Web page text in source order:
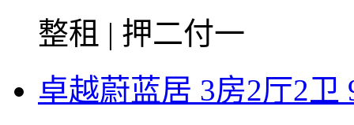
整租 | 押二付一
卓越蔚蓝居 3房2厅2卫